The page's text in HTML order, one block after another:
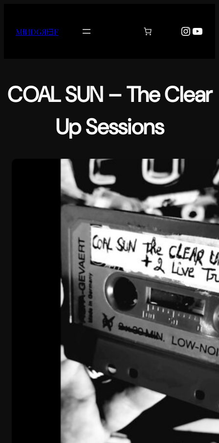
contenu
MƗИĐǤЯƗƎF
COAL SUN – The Clear
Up Sessions